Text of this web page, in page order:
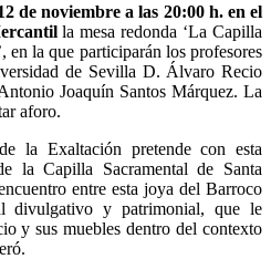
de noviembre a las 20:00 h. en el
la mesa redonda ‘La Capilla
en la que participarán los profesores
de Sevilla D. Álvaro Recio
Joaquín Santos Márquez. La
aforo.
la Exaltación pretende con esta
la Capilla Sacramental de Santa
entre esta joya del Barroco
divulgativo y patrimonial, que le
y sus muebles dentro del contexto